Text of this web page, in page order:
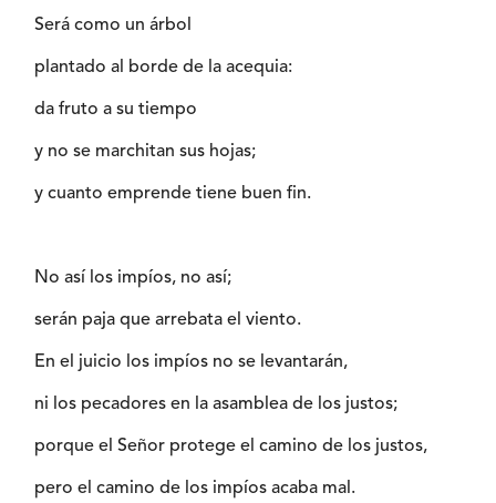
Será como un árbol
plantado al borde de la acequia:
da fruto a su tiempo
y no se marchitan sus hojas;
y cuanto emprende tiene buen fin.
No así los impíos, no así;
serán paja que arrebata el viento.
En el juicio los impíos no se levantarán,
ni los pecadores en la asamblea de los justos;
porque el Señor protege el camino de los justos,
pero el camino de los impíos acaba mal.